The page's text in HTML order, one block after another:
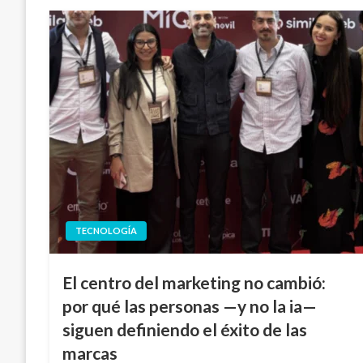
TECNOLOGÍA
El centro del marketing no cambió:
por qué las personas —y no la ia—
siguen definiendo el éxito de las
marcas